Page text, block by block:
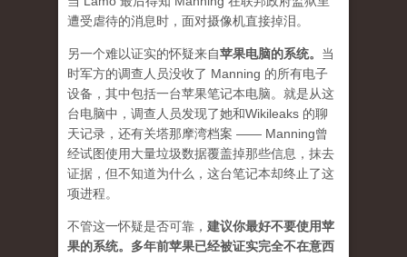
遭受虐待的消息时，面对摄像机直接掉泪。
另一个难以证实的怀疑来自苹果电脑的系统。 当
时军方的调查人员没收了 Manning 的所有电子
设备，其中包括一台苹果笔记本电脑。就是从这
台电脑中，调查人员发现了她和Wikileaks 的聊
天记录，还有关塔那摩湾档案 —— Manning曾
经试图使用大量垃圾数据覆盖掉那些信息，抹去
证据，但不知道为什么，这台笔记本却终止了这
项进程。
不管这一怀疑是否可靠， 建议你最好不要使用苹
果的系统。多年前苹果已经被证实完全不在意西